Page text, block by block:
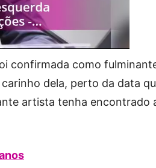
confirmada como
dela, perto da data
artista tenha encontrado